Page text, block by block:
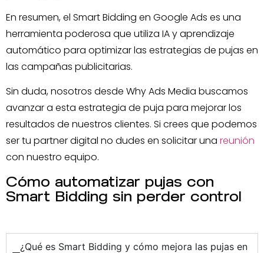
En resumen, el Smart Bidding en Google Ads es una
herramienta poderosa que utiliza IA y aprendizaje
automático para optimizar las estrategias de pujas en
las campañas publicitarias.
Sin duda, nosotros desde Why Ads Media buscamos
avanzar a esta estrategia de puja para mejorar los
resultados de nuestros clientes. Si crees que podemos
ser tu partner digital no dudes en solicitar una reunión
con nuestro equipo.
Cómo automatizar pujas con
Smart Bidding sin perder control
¿Qué es Smart Bidding y cómo mejora las pujas en